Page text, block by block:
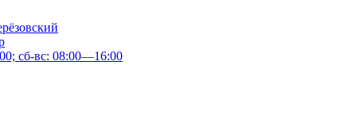
сб-вс: 08:00—16:00